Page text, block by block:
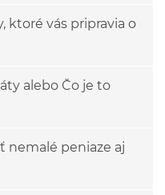
ktoré vás pripravia o
alebo Čo je to
nemalé peniaze aj